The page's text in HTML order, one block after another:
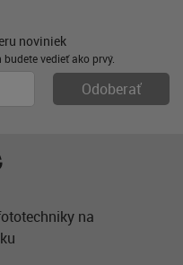
noviniek
vedieť ako prvý.
na